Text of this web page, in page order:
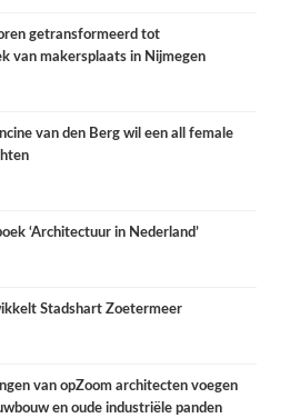
getransformeerd tot
van makersplaats in Nijmegen
van den Berg wil een all female
‘Architectuur in Nederland’
Stadshart Zoetermeer
van opZoom architecten voegen
en oude industriële panden